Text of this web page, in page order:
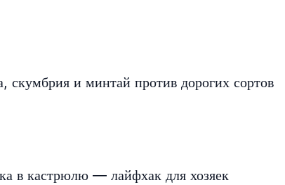
скумбрия и минтай против дорогих сортов
в кастрюлю — лайфхак для хозяек